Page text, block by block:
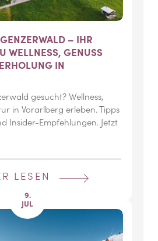
– IHR
WELLNESS, GENUSS
IN
gesucht? Wellness,
in Vorarlberg erleben. Tipps
Insider-Empfehlungen. Jetzt
LESEN
9.
JUL